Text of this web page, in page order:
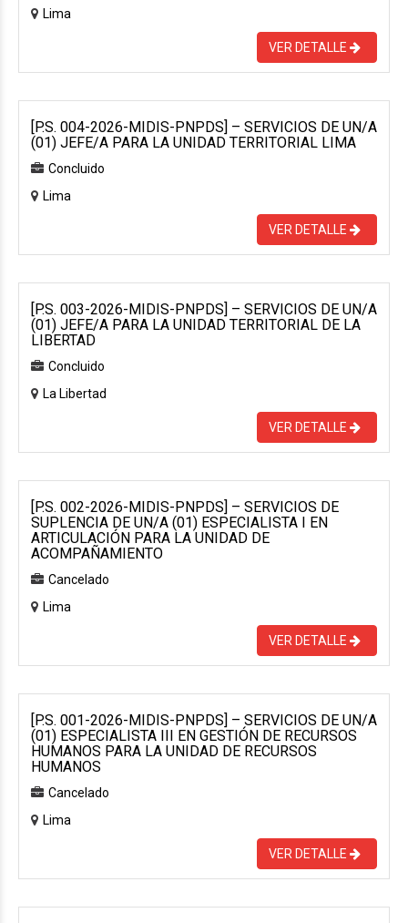
Lima
VER DETALLE
[P.S. 004-2026-MIDIS-PNPDS] – SERVICIOS DE UN/A
(01) JEFE/A PARA LA UNIDAD TERRITORIAL LIMA
Concluido
Lima
VER DETALLE
[P.S. 003-2026-MIDIS-PNPDS] – SERVICIOS DE UN/A
(01) JEFE/A PARA LA UNIDAD TERRITORIAL DE LA
LIBERTAD
Concluido
La Libertad
VER DETALLE
[P.S. 002-2026-MIDIS-PNPDS] – SERVICIOS DE
SUPLENCIA DE UN/A (01) ESPECIALISTA I EN
ARTICULACIÓN PARA LA UNIDAD DE
ACOMPAÑAMIENTO
Cancelado
Lima
VER DETALLE
[P.S. 001-2026-MIDIS-PNPDS] – SERVICIOS DE UN/A
(01) ESPECIALISTA III EN GESTIÓN DE RECURSOS
HUMANOS PARA LA UNIDAD DE RECURSOS
HUMANOS
Cancelado
Lima
VER DETALLE